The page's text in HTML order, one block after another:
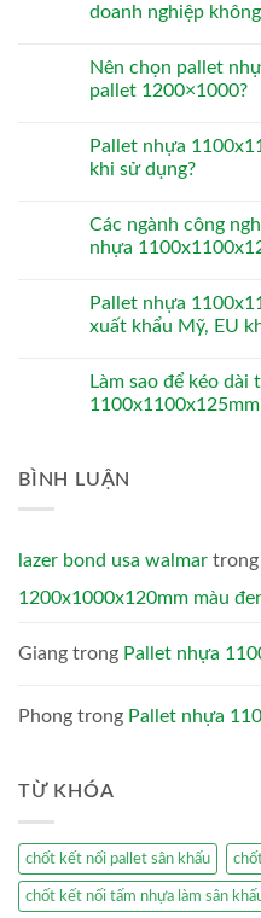
doanh nghiệp
Nên chọn pallet
pallet 1200×1000?
Pallet nhựa
khi sử dụng?
Các ngành công
nhựa
Pallet nhựa
xuất khẩu Mỹ, EU
Làm sao để kéo
BÌNH LUẬN
lazer bond usa walmar trong
1200x1000x120mm màu
Giang trong Pallet nhựa
Phong trong Pallet nhựa
TỪ KHÓA
chốt kết nối pallet sân khấu
chốt kết nối tấm nhựa làm sân